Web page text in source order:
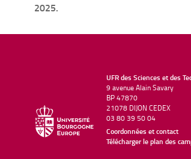
2025.
UFR des Sciences et des
9 avenue Alain Savary
BP 47870
21078 DIJON CEDEX
03 80 39 50 04
Coordonnées et contact
Télécharger le plan des